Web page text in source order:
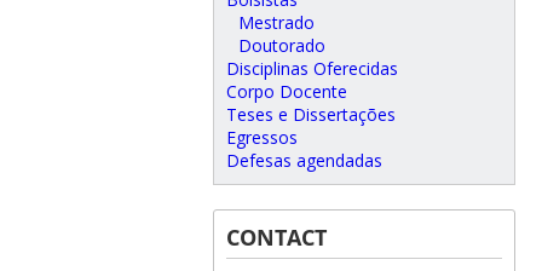
Mestrado
Doutorado
Disciplinas Oferecidas
Corpo Docente
Teses e Dissertações
Egressos
Defesas agendadas
CONTACT